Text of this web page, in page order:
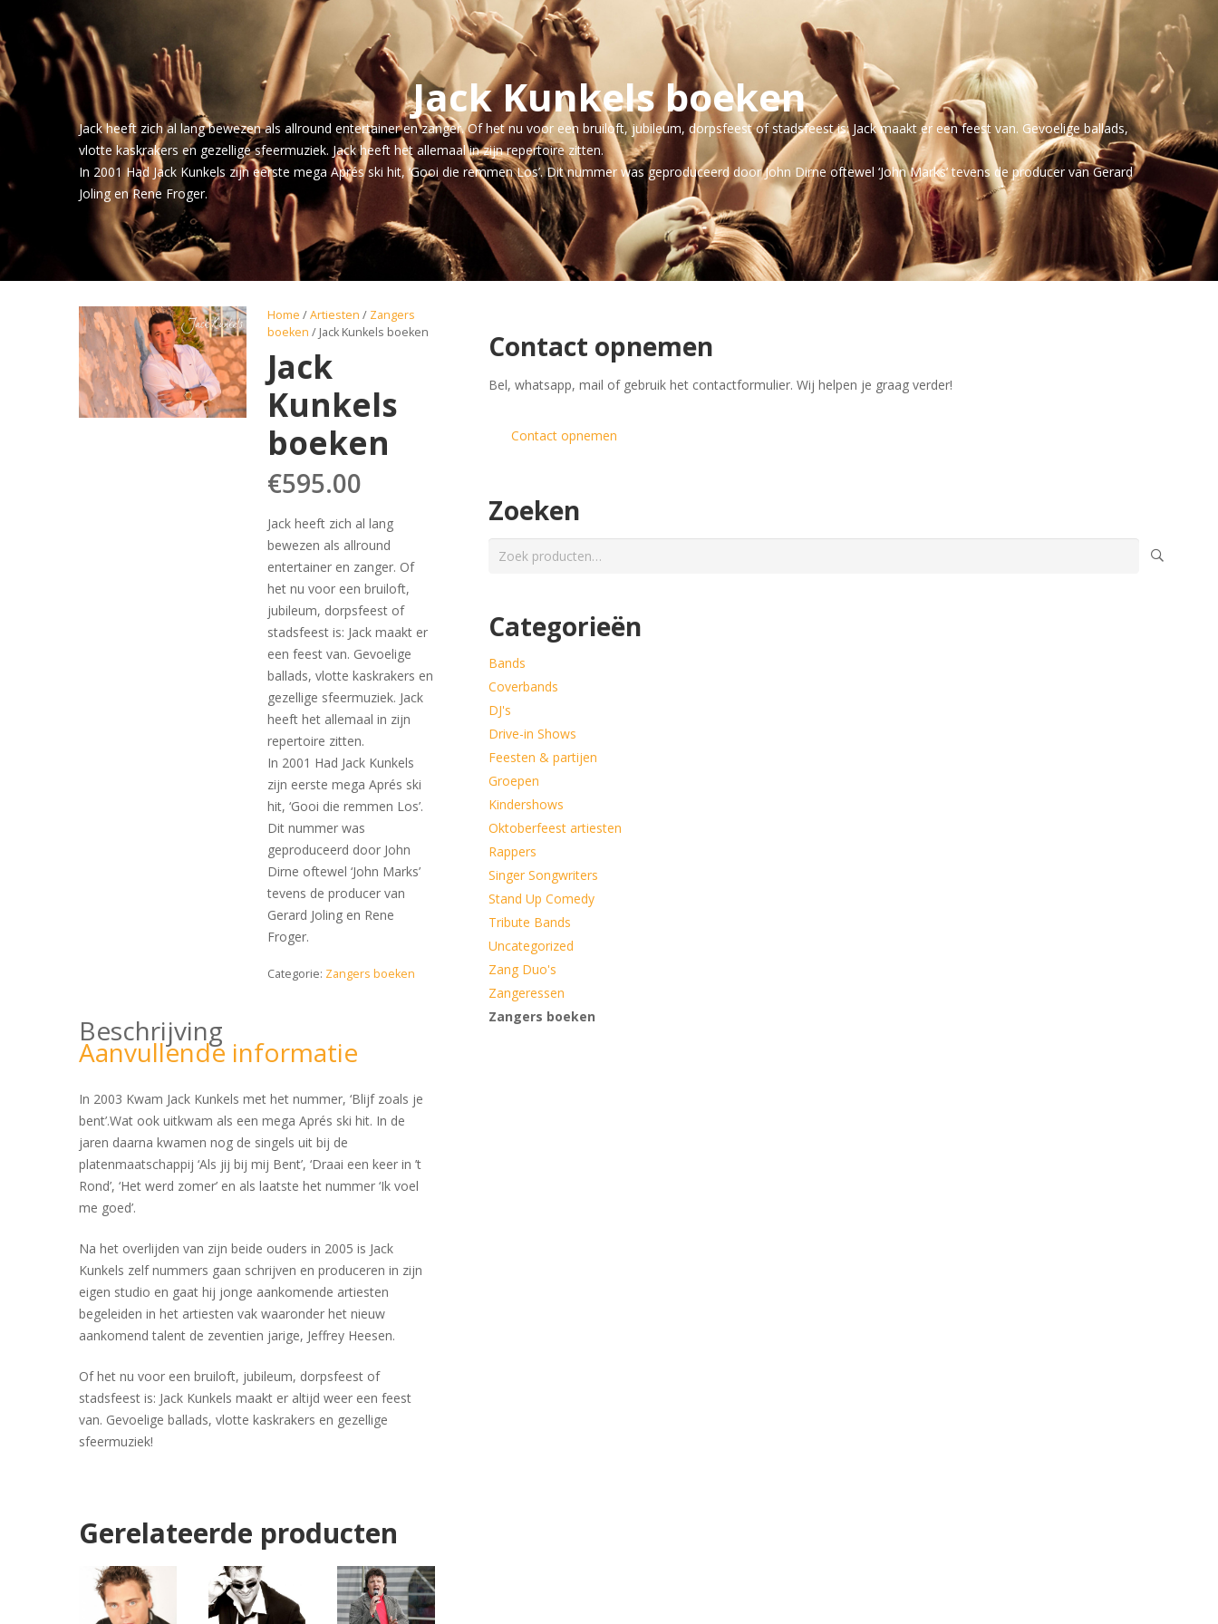
Jack Kunkels boeken
Jack heeft zich al lang bewezen als allround entertainer en zanger. Of het nu voor een bruiloft, jubileum, dorpsfeest of stadsfeest is: Jack maakt er een feest van. Gevoelige ballads,
vlotte kaskrakers en gezellige sfeermuziek. Jack heeft het allemaal in zijn repertoire zitten.
In 2001 Had Jack Kunkels zijn eerste mega Aprés ski hit, ‘Gooi die remmen Los’. Dit nummer was geproduceerd door John Dirne oftewel ‘John Marks’ tevens de producer van Gerard
Joling en Rene Froger.
Home /Artiesten / Zangers
boeken / Jack Kunkels boeken
Jack
Kunkels
boeken
€595.00
Jack heeft zich al lang
bewezen als allround
entertainer en zanger. Of
het nu voor een bruiloft,
jubileum, dorpsfeest of
stadsfeest is: Jack maakt er
een feest van. Gevoelige
ballads, vlotte kaskrakers en
gezellige sfeermuziek. Jack
heeft het allemaal in zijn
repertoire zitten.
In 2001 Had Jack Kunkels
zijn eerste mega Aprés ski
hit, ‘Gooi die remmen Los’.
Dit nummer was
geproduceerd door John
Dirne oftewel ‘John Marks’
tevens de producer van
Gerard Joling en Rene
Froger.
Categorie: Zangers boeken
Beschrijving
Aanvullende informatie
In 2003 Kwam Jack Kunkels met het nummer, ‘Blijf zoals je
bent’.Wat ook uitkwam als een mega Aprés ski hit. In de
jaren daarna kwamen nog de singels uit bij de
platenmaatschappij ‘Als jij bij mij Bent’, ‘Draai een keer in ’t
Rond’, ‘Het werd zomer’ en als laatste het nummer ‘Ik voel
me goed’.
Na het overlijden van zijn beide ouders in 2005 is Jack
Kunkels zelf nummers gaan schrijven en produceren in zijn
eigen studio en gaat hij jonge aankomende artiesten
begeleiden in het artiesten vak waaronder het nieuw
aankomend talent de zeventien jarige, Jeffrey Heesen.
Of het nu voor een bruiloft, jubileum, dorpsfeest of
stadsfeest is: Jack Kunkels maakt er altijd weer een feest
van. Gevoelige ballads, vlotte kaskrakers en gezellige
sfeermuziek!
Gerelateerde producten
Contact opnemen
​Bel, whatsapp, mail of gebruik het contactformulier. Wij helpen je graag verder!
Contact opnemen
Zoeken
Zoeken
Categorieën
Bands
Coverbands
DJ's
Drive-in Shows
Feesten & partijen
Groepen
Kindershows
Oktoberfeest artiesten
Rappers
Singer Songwriters
Stand Up Comedy
Tribute Bands
Uncategorized
Zang Duo's
Zangeressen
Zangers boeken